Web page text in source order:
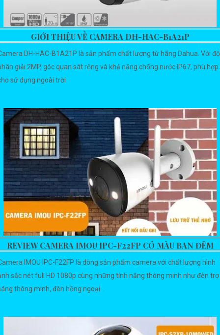
GIỚI THIỆU VỀ CAMERA DH-HAC-B1A21P
DH-HAC-B1A21P là sản phẩm chất lượng từ hãng Dahua. Với độ
giải 2MP, góc quan sát rộng và khả năng chống nước IP67, phù hợp
sử dụng ngoài trời
REVIEW CAMERA IMOU IPC-F22FP CÓ MÀU BAN ĐÊM
IMOU IPC-F22FP là dòng sản phẩm camera với chất lượng hình
sắc nét full HD 1080p cùng những tính năng thông minh như đèn trợ
thông minh, đèn hồng ngoại. .